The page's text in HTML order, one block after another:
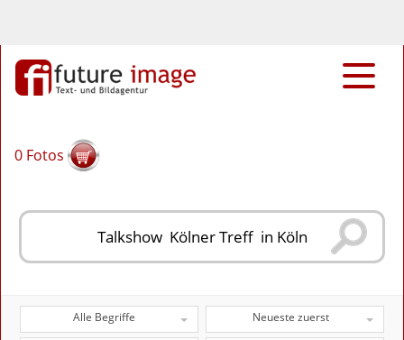
0 Fotos
Alle Begriffe Neueste zuerst